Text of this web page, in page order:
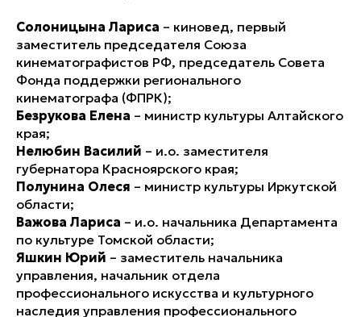
Солоницына Лариса – киновед, первый
заместитель председателя Союза
кинематографистов РФ, председатель Совета
Фонда поддержки регионального
кинематографа (ФПРК);
Безрукова Елена – министр культуры Алтайского
края;
Нелюбин Василий – и.о. заместителя
губернатора Красноярского края;
Полунина Олеся – министр культуры Иркутской
области;
Важова Лариса – и.о. начальника Департамента
по культуре Томской области;
Яшкин Юрий – заместитель начальника
управления, начальник отдела
профессионального искусства и культурного
наследия управления профессионального